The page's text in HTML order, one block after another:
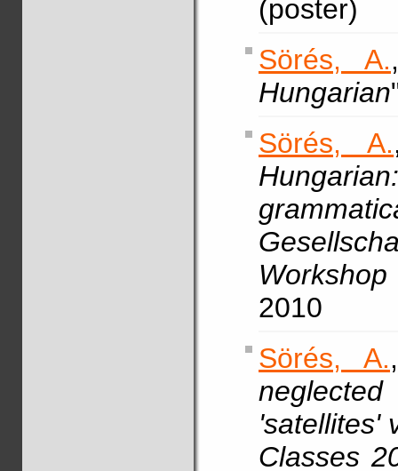
(poster)
Sörés, A.
Hungarian
Sörés, A.
2010
Sörés, A.
'satellites'
Classes